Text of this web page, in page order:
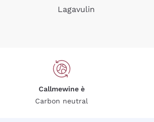
Lagavulin
Callmewine è
Carbon neutral